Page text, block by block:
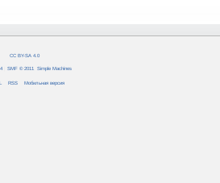
CC BY-SA 4.0
SMF © 2011 Simple Machines
RSS Мобильная версия